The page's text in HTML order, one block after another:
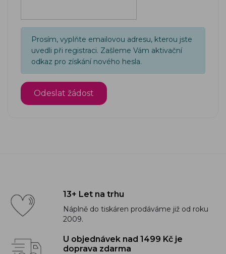
Prosím, vyplňte emailovou adresu, kterou jste
uvedli při registraci. Zašleme Vám aktivační
odkaz pro získání nového hesla.
13+ Let na trhu
Náplně do tiskáren prodáváme již od roku
2009.
U objednávek nad 1499 Kč je
doprava zdarma